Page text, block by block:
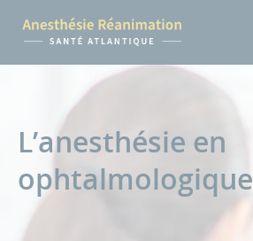
L’anesthésie en
ophtalmologique